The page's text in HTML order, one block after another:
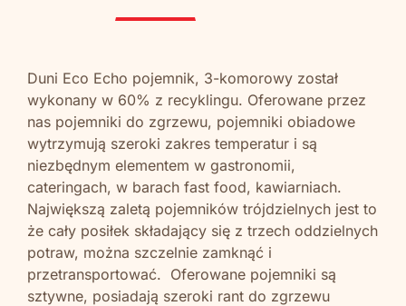
Duni Eco Echo pojemnik, 3-komorowy został
wykonany w 60% z recyklingu. Oferowane przez
nas pojemniki do zgrzewu, pojemniki obiadowe
wytrzymują szeroki zakres temperatur i są
niezbędnym elementem w gastronomii,
cateringach, w barach fast food, kawiarniach.
Największą zaletą pojemników trójdzielnych jest to
że cały posiłek składający się z trzech oddzielnych
potraw, można szczelnie zamknąć i
przetransportować. Oferowane pojemniki są
sztywne, posiadają szeroki rant do zgrzewu